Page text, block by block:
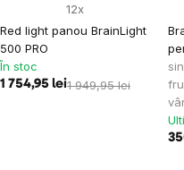
Red light panou BrainLight
500 PRO
12x
În stoc
1 754,95 lei1 949,95 lei